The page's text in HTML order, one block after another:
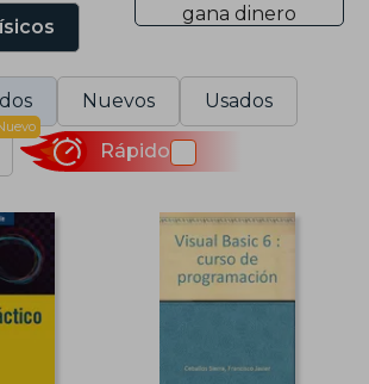
gana dinero
Nuevos Usados
Rápido